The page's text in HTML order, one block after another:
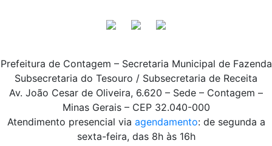
Prefeitura de Contagem – Secretaria Municipal de Fazenda
Subsecretaria do Tesouro / Subsecretaria de Receita
Av. João Cesar de Oliveira, 6.620 – Sede – Contagem –
Minas Gerais – CEP 32.040-000
Atendimento presencial via agendamento: de segunda a
sexta-feira, das 8h às 16h